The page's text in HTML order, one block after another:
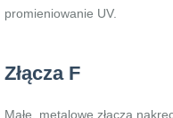
promieniowanie UV.
Złącza F
Małe, metalowe złącza